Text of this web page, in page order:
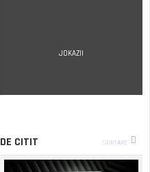
JOKAZII
DE CITIT SORTARE